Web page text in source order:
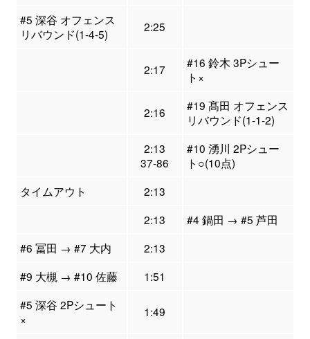
#5 深谷 オフェンス
リバウンド(1-4-5)
2:25
2:17
#16 鈴木 3Pシュー
ト×
2:16
#19 髙田 オフェンス
リバウンド(1-1-2)
2:13
37-86
#10 湧川 2Pシュー
ト○(10点)
タイムアウト
2:13
2:13
#4 鍋田 → #5 芦田
#6 冨田 → #7 大内
2:13
#9 大槻 → #10 佐藤
1:51
#5 深谷 2Pシュート
×
1:49